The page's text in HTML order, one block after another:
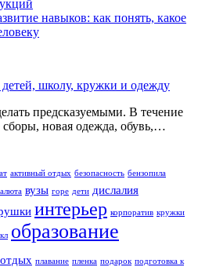
навыков: как понять, какое
школу, кружки и одежду
предсказуемыми. В течение
новая одежда, обувь,…
активный отдых безопасность бензопила
вузы горе дети дислалия
интерьер корпоратив кружки
образование
отдых плавание пленка подарок подготовка к